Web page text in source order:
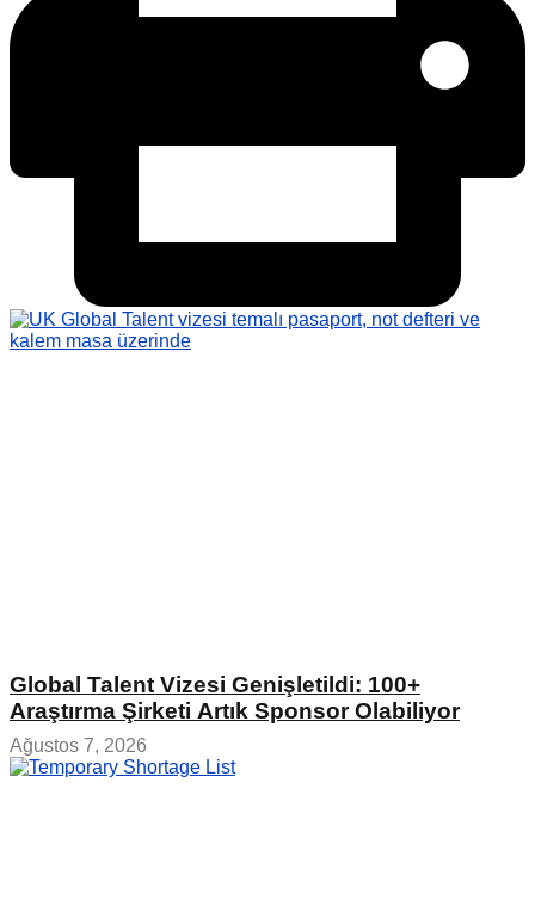
Global Talent Vizesi Genişletildi: 100+
Araştırma Şirketi Artık Sponsor Olabiliyor
Ağustos 7, 2026